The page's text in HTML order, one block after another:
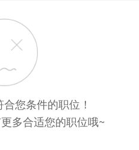
您条件的职位！
多合适您的职位哦~